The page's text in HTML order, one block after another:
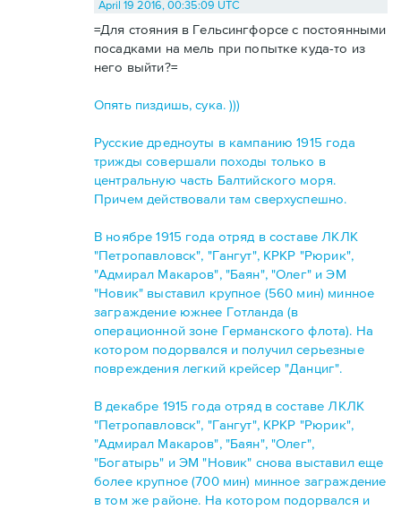
April 19 2016, 00:35:09 UTC
=Для стояния в Гельсингфорсе с постоянными
посадками на мель при попытке куда-то из
него выйти?=
Опять пиздишь, сука. )))
Русские дредноуты в кампанию 1915 года
трижды совершали походы только в
центральную часть Балтийского моря.
Причем действовали там сверхуспешно.
В ноябре 1915 года отряд в составе ЛКЛК
"Петропавловск", "Гангут", КРКР "Рюрик",
"Адмирал Макаров", "Баян", "Олег" и ЭМ
"Новик" выставил крупное (560 мин) минное
заграждение южнее Готланда (в
операционной зоне Германского флота). На
котором подорвался и получил серьезные
повреждения легкий крейсер "Данциг".
В декабре 1915 года отряд в составе ЛКЛК
"Петропавловск", "Гангут", КРКР "Рюрик",
"Адмирал Макаров", "Баян", "Олег",
"Богатырь" и ЭМ "Новик" снова выставил еще
более крупное (700 мин) минное заграждение
в том же районе. На котором подорвался и